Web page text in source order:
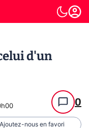
d'un
0
nous en favori